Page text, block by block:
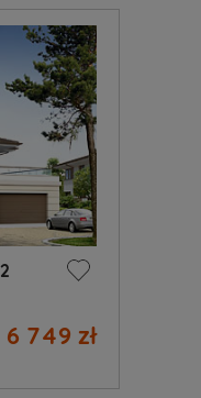
2
6 749 zł